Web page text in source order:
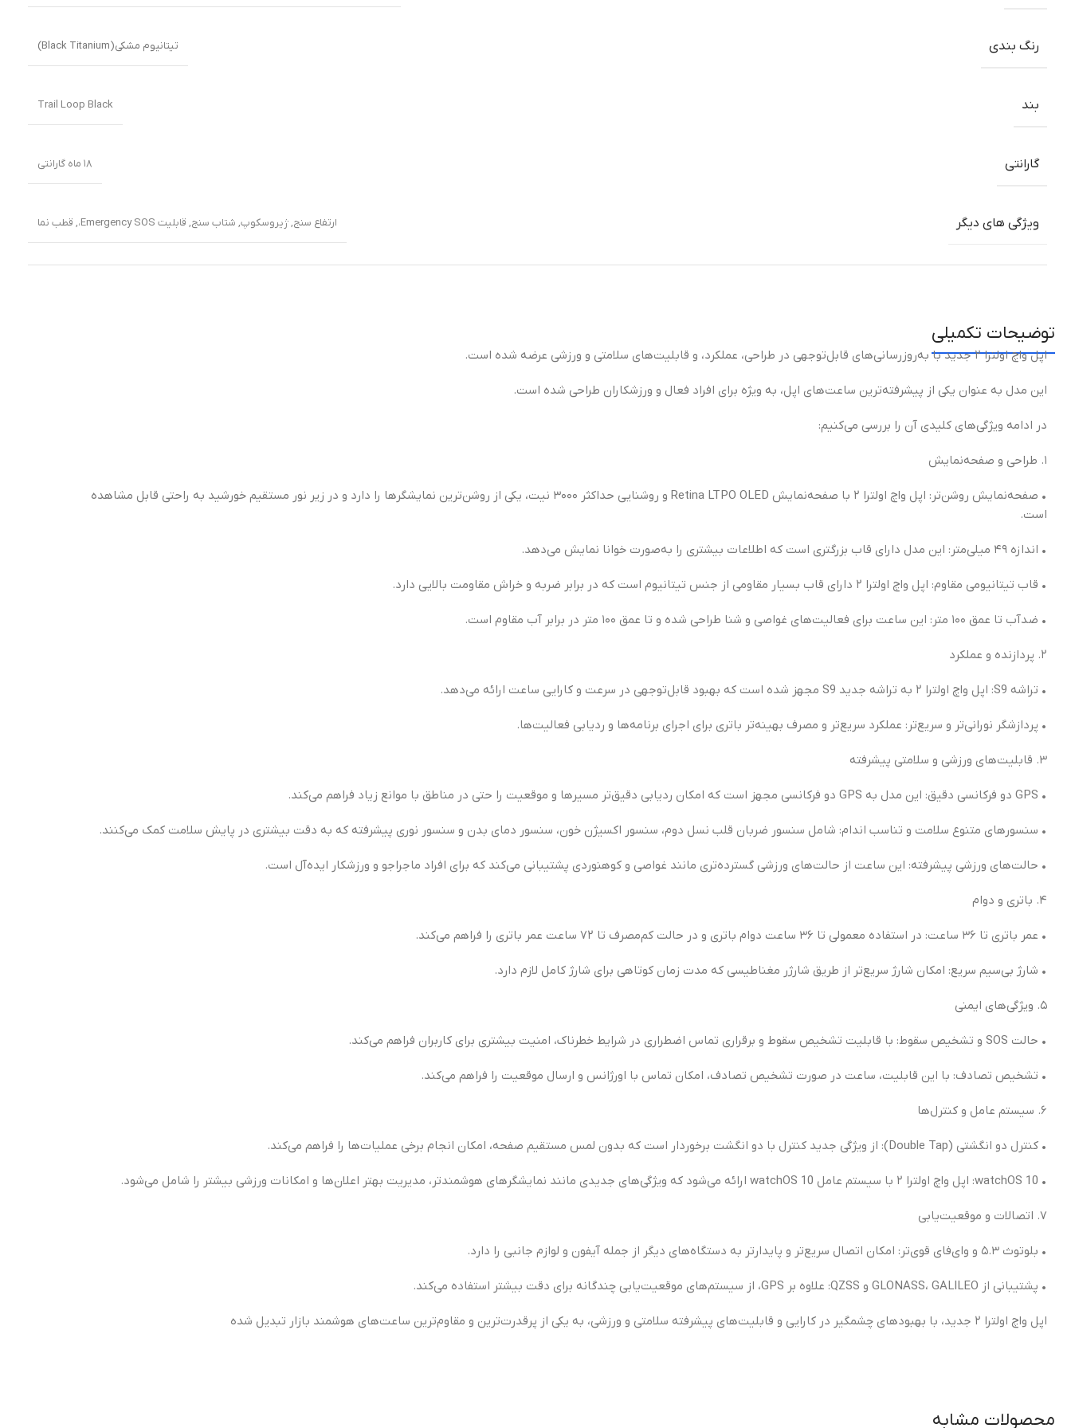
رنگ بندی تیتانیوم مشکی(Black Titanium)
بند Trail Loop Black
گارانتی ۱۸ ماه گارانتی
ویژگی های دیگر ارتفاع سنج,ژیروسکوپ, شتاب سنج, قابلیت Emergency SOS، , قطب نما
توضیحات تکمیلی
اپل واچ اولترا ۲ جدید با به‌روزرسانی‌های قابل‌توجهی در طراحی، عملکرد، و قابلیت‌های سلامتی و ورزشی عرضه شده است.
این مدل به عنوان یکی از پیشرفته‌ترین ساعت‌های اپل، به ویژه برای افراد فعال و ورزشکاران طراحی شده است.
در ادامه ویژگی‌های کلیدی آن را بررسی می‌کنیم:
۱. طراحی و صفحه‌نمایش
• صفحه‌نمایش روشن‌تر: اپل واچ اولترا ۲ با صفحه‌نمایش Retina LTPO OLED و روشنایی حداکثر ۳۰۰۰ نیت، یکی از روشن‌ترین نمایشگرها را دارد و در زیر نور مستقیم خورشید به راحتی قابل مشاهده
است.
• اندازه ۴۹ میلی‌متر: این مدل دارای قاب بزرگتری است که اطلاعات بیشتری را به‌صورت خوانا نمایش می‌دهد.
• قاب تیتانیومی مقاوم: اپل واچ اولترا ۲ دارای قاب بسیار مقاومی از جنس تیتانیوم است که در برابر ضربه و خراش مقاومت بالایی دارد.
• ضدآب تا عمق ۱۰۰ متر: این ساعت برای فعالیت‌های غواصی و شنا طراحی شده و تا عمق ۱۰۰ متر در برابر آب مقاوم است.
۲. پردازنده و عملکرد
• تراشه S9: اپل واچ اولترا ۲ به تراشه جدید S9 مجهز شده است که بهبود قابل‌توجهی در سرعت و کارایی ساعت ارائه می‌دهد.
• پردازشگر نورانی‌تر و سریع‌تر: عملکرد سریع‌تر و مصرف بهینه‌تر باتری برای اجرای برنامه‌ها و ردیابی فعالیت‌ها.
۳. قابلیت‌های ورزشی و سلامتی پیشرفته
• GPS دو فرکانسی دقیق: این مدل به GPS دو فرکانسی مجهز است که امکان ردیابی دقیق‌تر مسیرها و موقعیت را حتی در مناطق با موانع زیاد فراهم می‌کند.
• سنسورهای متنوع سلامت و تناسب اندام: شامل سنسور ضربان قلب نسل دوم، سنسور اکسیژن خون، سنسور دمای بدن و سنسور نوری پیشرفته که به دقت بیشتری در پایش سلامت کمک می‌کنند.
• حالت‌های ورزشی پیشرفته: این ساعت از حالت‌های ورزشی گسترده‌تری مانند غواصی و کوهنوردی پشتیبانی می‌کند که برای افراد ماجراجو و ورزشکار ایده‌آل است.
۴. باتری و دوام
• عمر باتری تا ۳۶ ساعت: در استفاده معمولی تا ۳۶ ساعت دوام باتری و در حالت کم‌مصرف تا ۷۲ ساعت عمر باتری را فراهم می‌کند.
• شارژ بی‌سیم سریع: امکان شارژ سریع‌تر از طریق شارژر مغناطیسی که مدت زمان کوتاهی برای شارژ کامل لازم دارد.
۵. ویژگی‌های ایمنی
• حالت SOS و تشخیص سقوط: با قابلیت تشخیص سقوط و برقراری تماس اضطراری در شرایط خطرناک، امنیت بیشتری برای کاربران فراهم می‌کند.
• تشخیص تصادف: با این قابلیت، ساعت در صورت تشخیص تصادف، امکان تماس با اورژانس و ارسال موقعیت را فراهم می‌کند.
۶. سیستم عامل و کنترل‌ها
• کنترل دو انگشتی (Double Tap): از ویژگی جدید کنترل با دو انگشت برخوردار است که بدون لمس مستقیم صفحه، امکان انجام برخی عملیات‌ها را فراهم می‌کند.
• watchOS 10: اپل واچ اولترا ۲ با سیستم عامل watchOS 10 ارائه می‌شود که ویژگی‌های جدیدی مانند نمایشگرهای هوشمندتر، مدیریت بهتر اعلان‌ها و امکانات ورزشی بیشتر را شامل می‌شود.
۷. اتصالات و موقعیت‌یابی
• بلوتوث ۵.۳ و وای‌فای قوی‌تر: امکان اتصال سریع‌تر و پایدارتر به دستگاه‌های دیگر از جمله آیفون و لوازم جانبی را دارد.
• پشتیبانی از GLONASS، GALILEO و QZSS: علاوه بر GPS، از سیستم‌های موقعیت‌یابی چندگانه برای دقت بیشتر استفاده می‌کند.
اپل واچ اولترا ۲ جدید، با بهبودهای چشمگیر در کارایی و قابلیت‌های پیشرفته سلامتی و ورزشی، به یکی از پرقدرت‌ترین و مقاوم‌ترین ساعت‌های هوشمند بازار تبدیل شده
محصولات مشابه